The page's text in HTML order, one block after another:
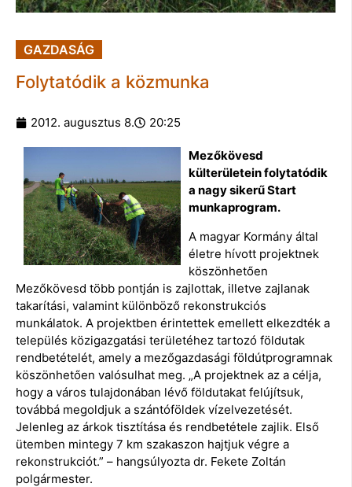
GAZDASÁG
Folytatódik a közmunka
2012. augusztus 8. 20:25
Mezőkövesd
külterületein folytatódik
a nagy sikerű Start
munkaprogram.
A magyar Kormány által
életre hívott projektnek
köszönhetően
Mezőkövesd több pontján is zajlottak, illetve zajlanak
takarítási, valamint különböző rekonstrukciós
munkálatok. A projektben érintettek emellett elkezdték a
település közigazgatási területéhez tartozó földutak
rendbetételét, amely a mezőgazdasági földútprogramnak
köszönhetően valósulhat meg. „A projektnek az a célja,
hogy a város tulajdonában lévő földutakat felújítsuk,
továbbá megoldjuk a szántóföldek vízelvezetését.
Jelenleg az árkok tisztítása és rendbetétele zajlik. Első
ütemben mintegy 7 km szakaszon hajtjuk végre a
rekonstrukciót.” – hangsúlyozta dr. Fekete Zoltán
polgármester.